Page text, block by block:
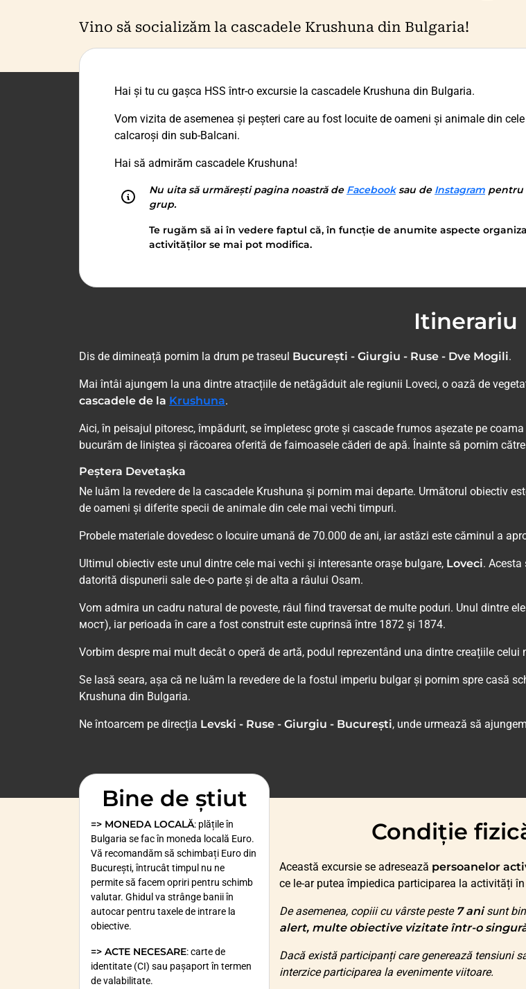
Vino să socializăm la cascadele Krushuna din Bulgaria!
Hai și tu cu gașca HSS într-o excursie la cascadele Krushuna din Bulgaria.
Vom vizita de asemenea și peșteri care au fost locuite de oameni și animale din
calcaroși din sub-Balcani.
Hai să admirăm cascadele Krushuna!
Nu uita să urmărești pagina noastră de Facebooksau de Instagram pentru
grup.
Te rugăm să ai în vedere faptul că, în funcție de anumite aspecte
activităților se mai pot modifica.
Itinerariu
Dis de dimineață pornim la drum pe traseul București - Giurgiu - Ruse - Dve Mogili.
Mai întâi ajungem la una dintre atracțiile de netăgăduit ale regiunii Loveci, o oază de
cascadele de la Krushuna.
Aici, în peisajul pitoresc, împădurit, se împletesc grote și cascade frumos așezate pe
bucurăm de liniștea și răcoarea oferită de faimoasele căderi de apă. Înainte să pornim
Peștera Devetașka
Ne luăm la revedere de la cascadele Krushuna și pornim mai departe. Următorul obiectiv
de oameni și diferite specii de animale din cele mai vechi timpuri.
Probele materiale dovedesc o locuire umană de 70.000 de ani, iar astăzi este căminul a
Ultimul obiectiv este unul dintre cele mai vechi și interesante orașe bulgare, Loveci.
datorită dispunerii sale de-o parte și de alta a râului Osam.
Vom admira un cadru natural de poveste, râul fiind traversat de multe poduri. Unul dintre
мост), iar perioada în care a fost construit este cuprinsă între 1872 și 1874.
Vorbim despre mai mult decât o operă de artă, podul reprezentând una dintre creațiile
Se lasă seara, așa că ne luăm la revedere de la fostul imperiu bulgar și pornim spre casă
Krushuna din Bulgaria.
Ne întoarcem pe direcția Levski - Ruse - Giurgiu - București, unde urmează să
Bine de știut
=> MONEDA LOCALĂ: plățile în
Bulgaria se fac în moneda locală Euro.
Vă recomandăm să schimbați Euro din
București, întrucât timpul nu ne
permite să facem opriri pentru schimb
valutar. Ghidul va strânge banii în
autocar pentru taxele de intrare la
obiective.
=> ACTE NECESARE: carte de
identitate (CI) sau pașaport în termen
de valabilitate.
Condiție
Această excursie se adresează persoanelor
ce le-ar putea împiedica participarea la activități
De asemenea, copiii cu vârste peste 7 anisunt
alert, multe obiective vizitate într-o
Dacă există participanți care generează tensiuni
interzice participarea la evenimente viitoare.